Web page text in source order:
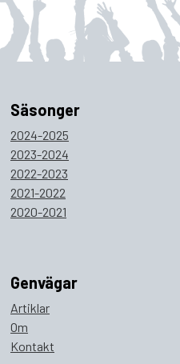
Säsonger
2024-2025
2023-2024
2022-2023
2021-2022
2020-2021
Genvägar
Artiklar
Om
Kontakt